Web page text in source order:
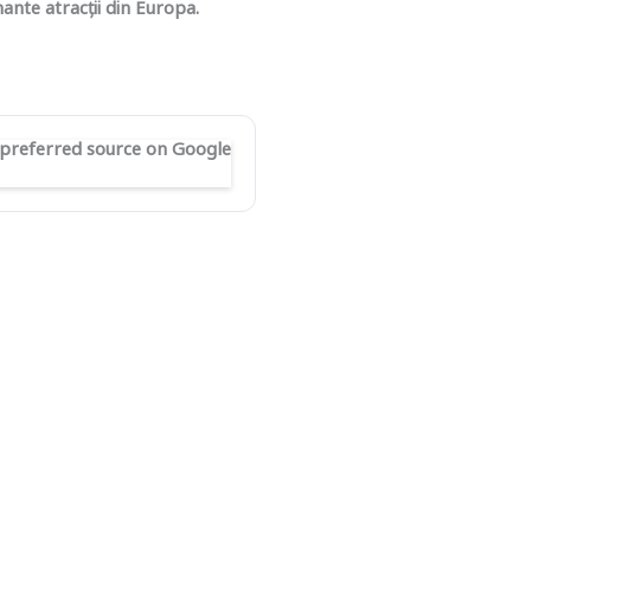
atracții din Europa.